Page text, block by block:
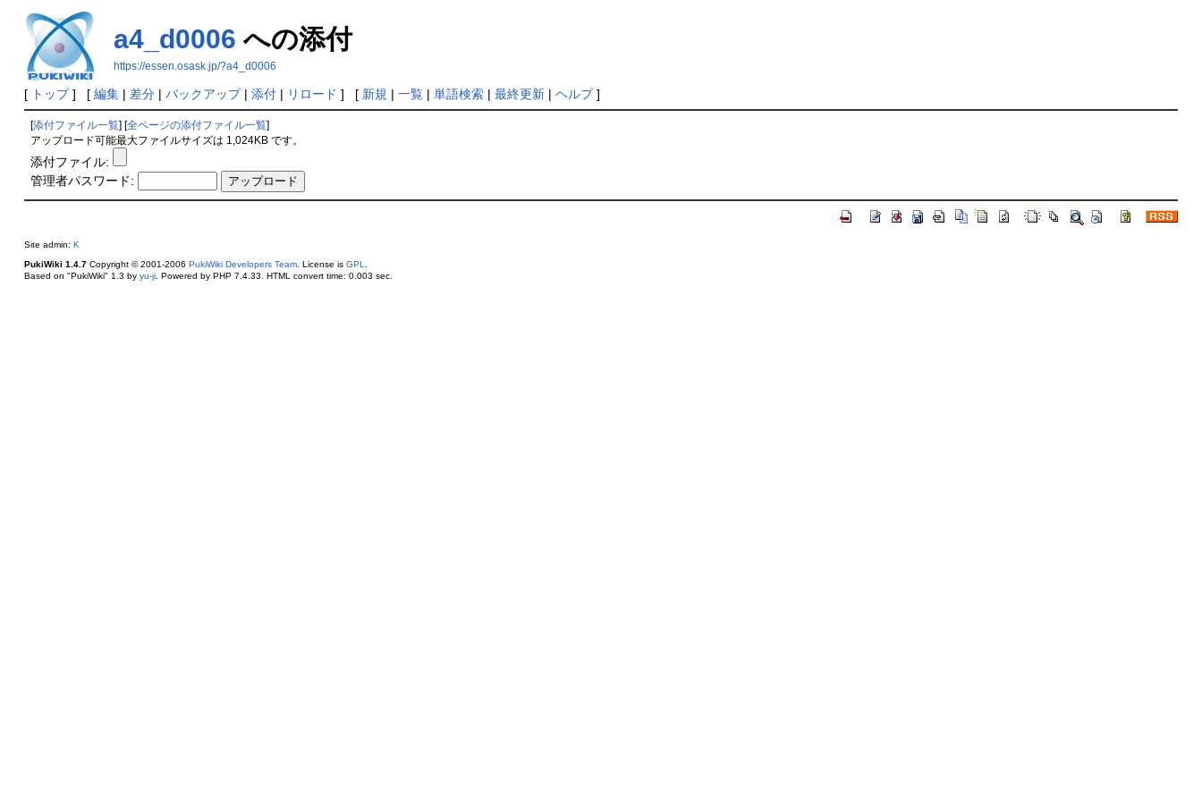
a4_d0006 への添付
https://essen.osask.jp/?a4_d0006
[ トップ] [ 編集| 差分| バックアップ| 添付| リロード ] [ 新規 | 一覧| 単語検索| 最終更新| ヘルプ]
[添付ファイル一覧 ] [全ページの添付ファイル一覧
アップロード可能最大ファイルサイズは 1,024KB です。
添付ファイル:
管理者パスワード:
Site admin: K
PukiWiki 1.4.7Copyright © 2001-2006 PukiWiki Developers Team. License is GPL
Based on "PukiWiki" 1.3 by yu-ji. Powered by PHP 7.4.33. HTML convert time: 0.003 sec.